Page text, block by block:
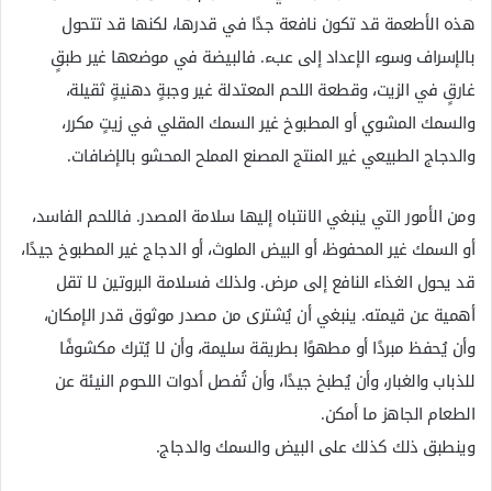
هذه الأطعمة قد تكون نافعة جدًا في قدرها، لكنها قد تتحول
بالإسراف وسوء الإعداد إلى عبء. فالبيضة في موضعها غير طبقٍ
غارقٍ في الزيت، وقطعة اللحم المعتدلة غير وجبةٍ دهنيةٍ ثقيلة،
والسمك المشوي أو المطبوخ غير السمك المقلي في زيتٍ مكرر،
والدجاج الطبيعي غير المنتج المصنع المملح المحشو بالإضافات.
ومن الأمور التي ينبغي الانتباه إليها سلامة المصدر. فاللحم الفاسد،
أو السمك غير المحفوظ، أو البيض الملوث، أو الدجاج غير المطبوخ جيدًا،
قد يحول الغذاء النافع إلى مرض. ولذلك فسلامة البروتين لا تقل
أهمية عن قيمته. ينبغي أن يُشترى من مصدر موثوق قدر الإمكان،
وأن يُحفظ مبردًا أو مطهوًا بطريقة سليمة، وأن لا يُترك مكشوفًا
للذباب والغبار، وأن يُطبخ جيدًا، وأن تُفصل أدوات اللحوم النيئة عن
الطعام الجاهز ما أمكن.
وينطبق ذلك كذلك على البيض والسمك والدجاج.